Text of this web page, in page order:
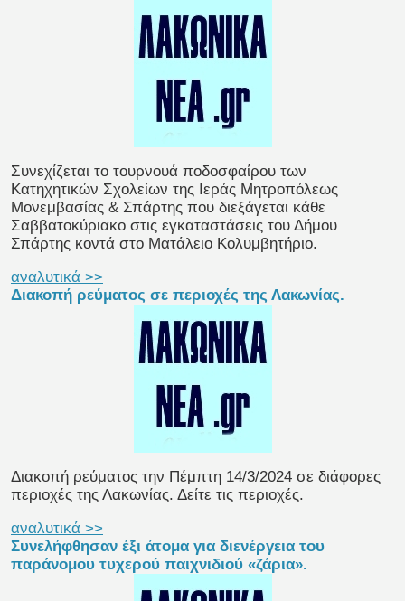
Συνεχίζεται το τουρνουά ποδοσφαίρου των
Κατηχητικών Σχολείων της Ιεράς Μητροπόλεως
Μονεμβασίας & Σπάρτης που διεξάγεται κάθε
Σαββατοκύριακο στις εγκαταστάσεις του Δήμου
Σπάρτης κοντά στο Ματάλειο Κολυμβητήριο.
αναλυτικά >>
Διακοπή ρεύματος σε περιοχές της Λακωνίας.
Διακοπή ρεύματος την Πέμπτη 14/3/2024 σε διάφορες
περιοχές της Λακωνίας. Δείτε τις περιοχές.
αναλυτικά >>
Συνελήφθησαν έξι άτομα για διενέργεια του
παράνομου τυχερού παιχνιδιού «ζάρια».